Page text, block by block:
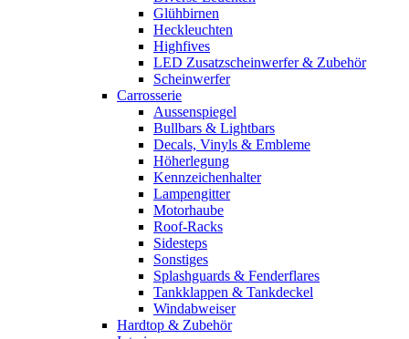
Glühbirnen
Heckleuchten
Highfives
LED Zusatzscheinwerfer & Zubehör
Scheinwerfer
Carrosserie
Aussenspiegel
Bullbars & Lightbars
Decals, Vinyls & Embleme
Höherlegung
Kennzeichenhalter
Lampengitter
Motorhaube
Roof-Racks
Sidesteps
Sonstiges
Splashguards & Fenderflares
Tankklappen & Tankdeckel
Windabweiser
Hardtop & Zubehör